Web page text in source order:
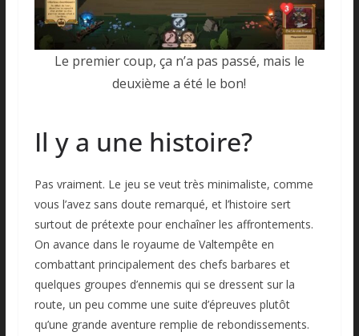
Le premier coup, ça n’a pas passé, mais le
deuxième a été le bon!
Il y a une histoire?
Pas vraiment. Le jeu se veut très minimaliste, comme
vous l’avez sans doute remarqué, et l’histoire sert
surtout de prétexte pour enchaîner les affrontements.
On avance dans le royaume de Valtempête en
combattant principalement des chefs barbares et
quelques groupes d’ennemis qui se dressent sur la
route, un peu comme une suite d’épreuves plutôt
qu’une grande aventure remplie de rebondissements.